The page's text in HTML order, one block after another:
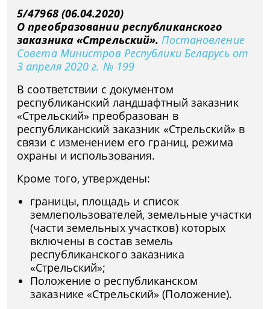
5/47968 (06.04.2020)
О преобразовании республиканского
заказника «Стрельский». Постановление
Совета Министров Республики Беларусь от
3 апреля 2020 г. № 199
В соответствии с документом
республиканский ландшафтный заказник
«Стрельский» преобразован в
республиканский заказник «Стрельский» в
связи с изменением его границ, режима
охраны и использования.
Кроме того, утверждены:
границы, площадь и список
землепользователей, земельные участки
(части земельных участков) которых
включены в состав земель
республиканского заказника
«Стрельский»;
Положение о республиканском
заказнике «Стрельский» (Положение).